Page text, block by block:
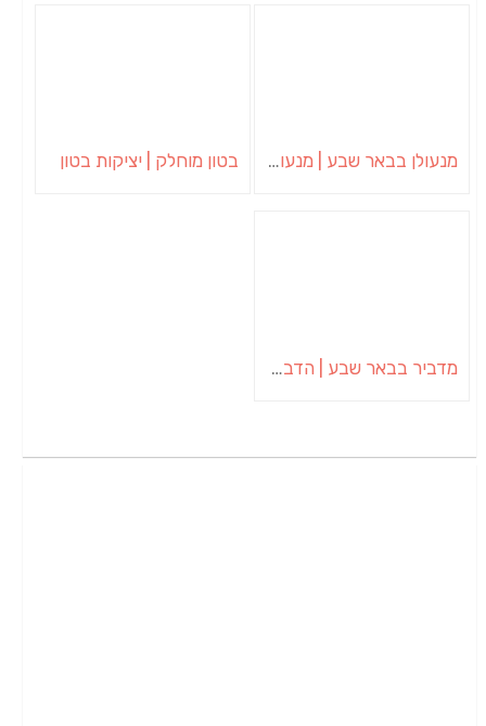
מנעולן בבאר שבע | מנעולן באופקים | ויטלי המנעולן בטון מוחלק | יציקות בטון
מדביר בבאר שבע | הדברה בבאר שבע | יוגב הדברות